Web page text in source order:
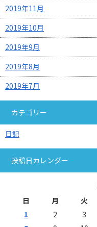
2019年11月
2019年10月
2019年9月
2019年8月
2019年7月
カテゴリー
日記
投稿日カレンダー
日
月 火
1
2 3